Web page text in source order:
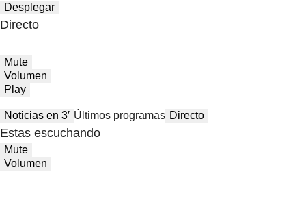
Desplegar
Directo
Mute
Volumen
Play
Noticias en 3′ Últimos programas Directo
Estas escuchando
Mute
Volumen